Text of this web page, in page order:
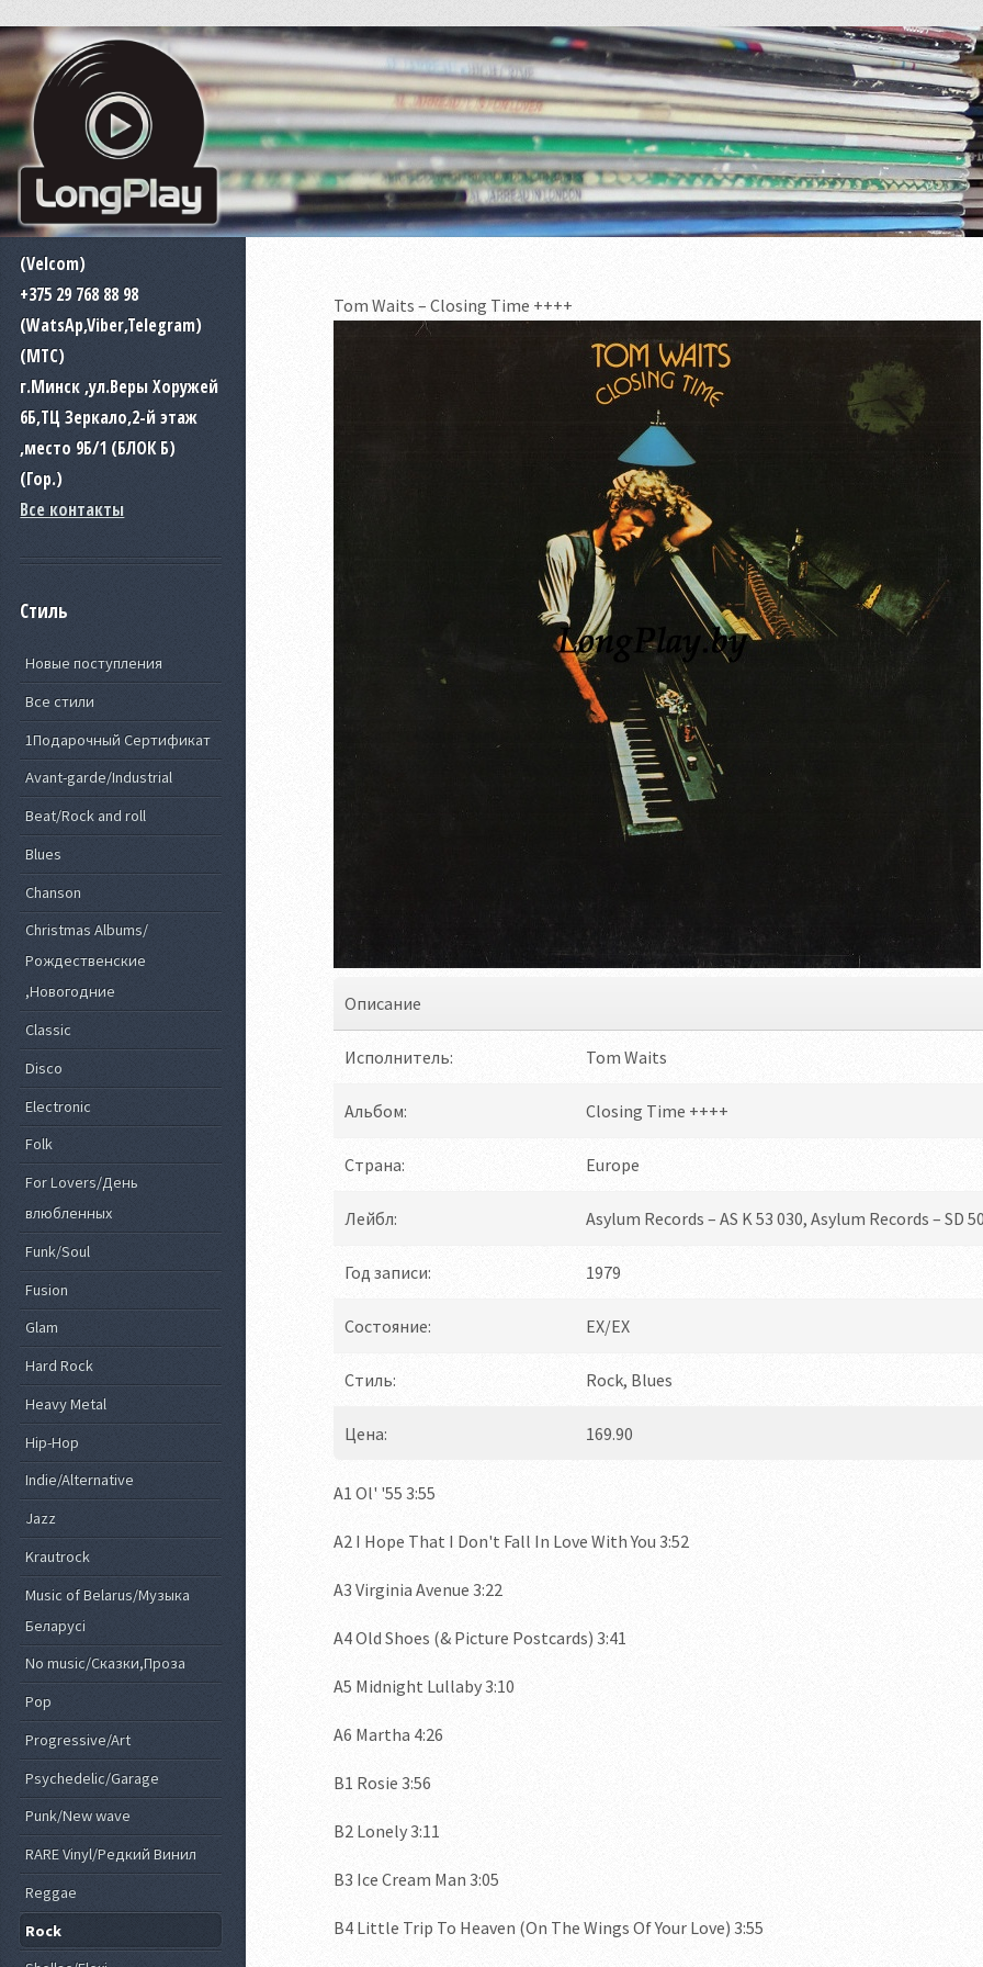
Tom Waits – Closing Time ++++
Описание
Цена: 169.90
Исполнитель: Tom Waits
Альбом: Closing Time ++++
Страна: Europe
Лейбл: Asylum Records – AS K 53 030, Asylum Records – SD
Год записи: 1979
Состояние: EX/EX
Стиль: Rock, Blues
A1 Ol' '55 3:55
A2 I Hope That I Don't Fall In Love With You 3:52
A3 Virginia Avenue 3:22
A4 Old Shoes (& Picture Postcards) 3:41
A5 Midnight Lullaby 3:10
A6 Martha 4:26
B1 Rosie 3:56
B2 Lonely 3:11
B3 Ice Cream Man 3:05
B4 Little Trip To Heaven (On The Wings Of Your Love) 3:55
(Velcom)
+375 29 768 88 98
(WatsAp,Viber,Telegram)
(MTC)
г.Минск ,ул.Веры Хоружей
6Б,ТЦ Зеркало,2-й этаж
,место 9Б/1 (БЛОК Б)
(Гор.)
Все контакты
Стиль
Новые поступления
Все стили
1Подарочный Сертификат
Avant-garde/Industrial
Beat/Rock and roll
Blues
Chanson
Christmas Albums/
Рождественские
,Новогодние
Classic
Disco
Electronic
Folk
For Lovers/День
влюбленных
Funk/Soul
Fusion
Glam
Hard Rock
Heavy Metal
Hip-Hop
Indie/Alternative
Jazz
Krautrock
Music of Belarus/Музыка
Беларусi
No music/Сказки,Проза
Pop
Progressive/Art
Psychedelic/Garage
Punk/New wave
RARE Vinyl/Редкий Винил
Reggae
Rock